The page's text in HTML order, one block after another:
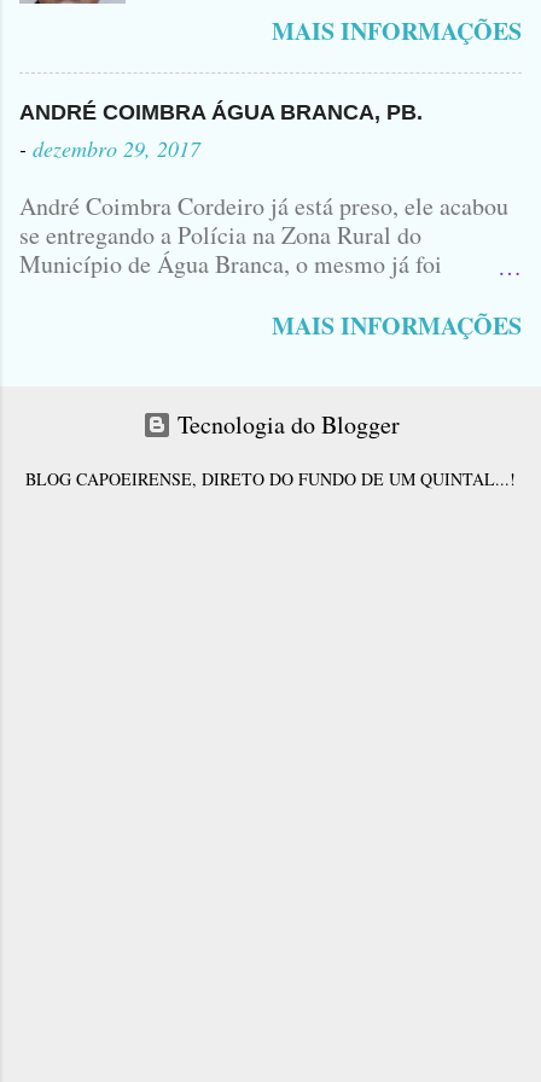
Bairro Jardim Karlota, aqui em
Companhia de dois Elementos. [83]9
98356406 - Se você souber de alguma
Informação, favor avisar através deste
Luciana, ela tá Desesperada.
MAIS INFORMAÇÕES
ANDRÉ COIMBRA ÁGUA BRANCA, PB.
- dezembro 29, 2017
André Coimbra Cordeiro já está preso, ele acabou
se entregando a Polícia na Zona Rural do
Município de Água Branca, o mesmo já foi
cedo, tinha surgido a informação que, o acusado,
qual seria a Delegacia... Com uma Bíblia na mão,
André seguiu direto para o Município de Patos...
No último sábado André matou o jovem Allison
Ferraz e juntamente com Antônio Corró desovou
MAIS INFORMAÇÕES
Tecnologia do Blogger
BLOG CAPOEIRENSE, DIRETO DO FUNDO DE UM QUINTAL...!